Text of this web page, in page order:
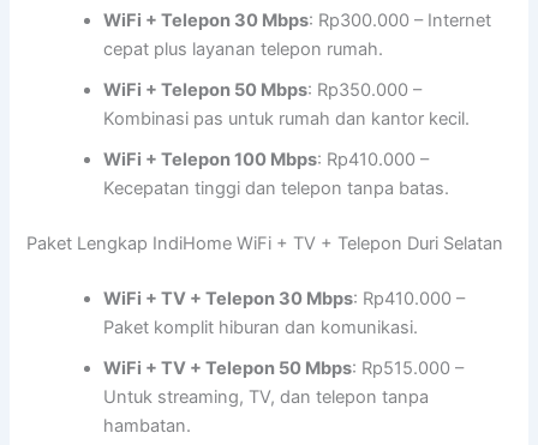
WiFi + Telepon 30 Mbps: Rp300.000 – Internet
cepat plus layanan telepon rumah.
WiFi + Telepon 50 Mbps: Rp350.000 –
Kombinasi pas untuk rumah dan kantor kecil.
WiFi + Telepon 100 Mbps: Rp410.000 –
Kecepatan tinggi dan telepon tanpa batas.
Paket Lengkap IndiHome WiFi + TV + Telepon Duri Selatan
WiFi + TV + Telepon 30 Mbps: Rp410.000 –
Paket komplit hiburan dan komunikasi.
WiFi + TV + Telepon 50 Mbps: Rp515.000 –
Untuk streaming, TV, dan telepon tanpa
hambatan.